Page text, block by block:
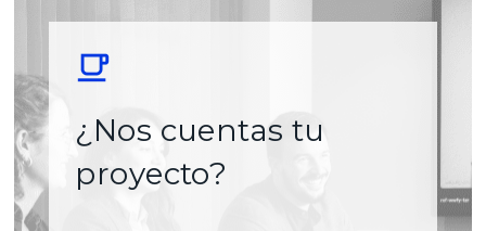
¿Nos cuentas tu
proyecto?